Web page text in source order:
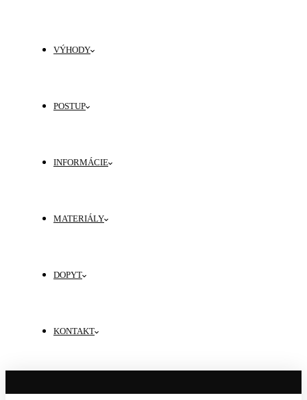
VÝHODY
POSTUP
INFORMÁCIE
MATERIÁLY
DOPYT
KONTAKT